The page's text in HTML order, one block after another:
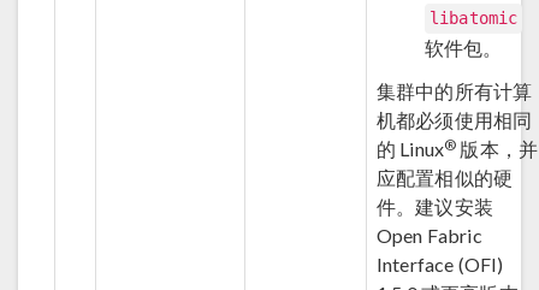
libatomic
软件包。
集群中的所有计算
机都必须使用相同
的 Linux® 版本，并
应配置相似的硬
件。建议安装
Open Fabric
Interface (OFI)